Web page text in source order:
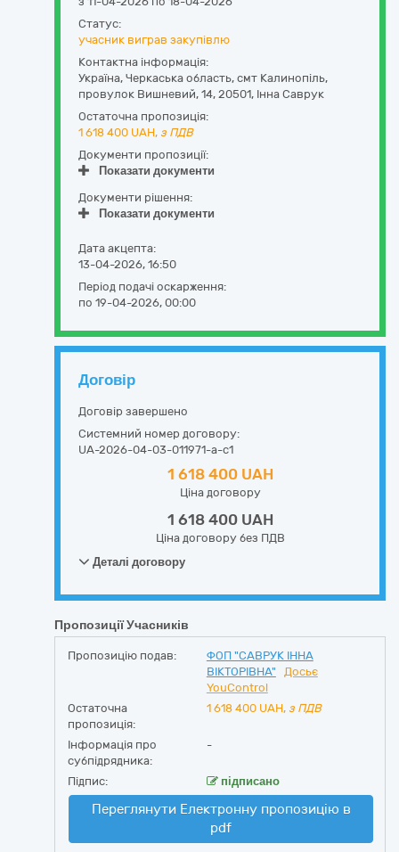
Статус:
учасник виграв закупівлю
Контактна інформація:
Україна, Черкаська область, смт Калинопіль,
провулок Вишневий, 14, 20501, Інна Саврук
Остаточна пропозиція:
1 618 400 UAH, з ПДВ
Документи пропозиції:
Показати документи
Документи рішення:
Показати документи
Дата акцепта:
13-04-2026, 16:50
Період подачі оскарження:
по 19-04-2026, 00:00
Договір
Договір завершено
Системний номер договору:
UA-2026-04-03-011971-a-c1
1 618 400 UAH
Ціна договору
1 618 400 UAH
Ціна договору без ПДВ
Деталі договору
Пропозиції Учасників
Пропозицію подав:
ФОП "САВРУК ІННА
ВІКТОРІВНА"
Досьє
YouControl
Остаточна
пропозиція:
1 618 400 UAH, з ПДВ
Інформація про
субпідрядника:
-
Підпис: підписано
Переглянути Електронну пропозицію в
pdf